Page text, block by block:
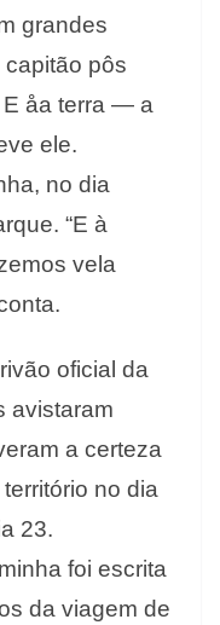
grandes
pôs
åa terra — a
ele.
no dia
“E à
vela
oficial da
avistaram
a certeza
no dia
23.
foi escrita
da viagem de